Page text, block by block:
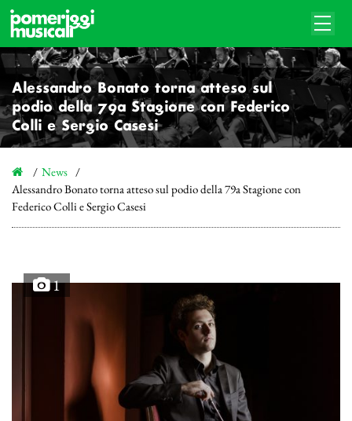
Alessandro Bonato torna atteso sul
podio della 79a Stagione con Federico
Colli e Sergio Casesi
News
Alessandro Bonato torna atteso sul podio della 79a Stagione con
Federico Colli e Sergio Casesi
1